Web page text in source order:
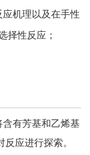
机理以及在手性
择性反应；
有芳基和乙烯基
应进行探索。